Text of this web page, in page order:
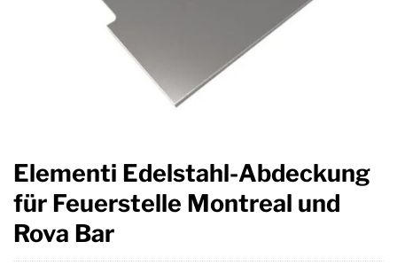
Elementi Edelstahl-Abdeckung
für Feuerstelle Montreal und
Rova Bar